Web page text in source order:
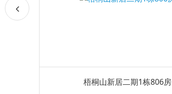
梧桐山新居二期1栋806房